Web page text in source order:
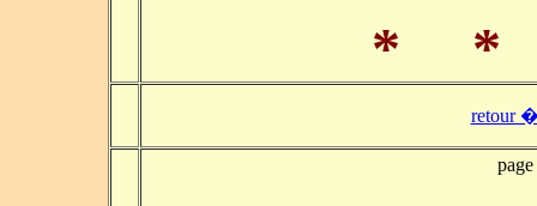
*
retour �